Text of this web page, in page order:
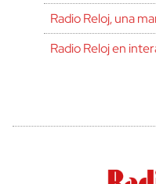
Radio Reloj, una
Radio Reloj en